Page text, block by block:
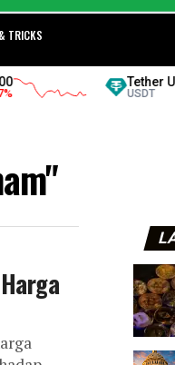
TRICKS
Tether USDtIDR
USDT